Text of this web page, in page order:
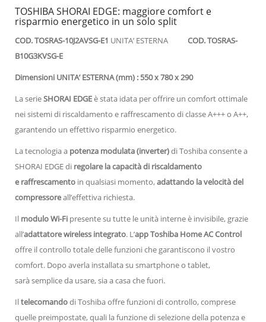
TOSHIBA SHORAI EDGE: maggiore comfort e
risparmio energetico in un solo split
COD. TOSRAS-10J2AVSG-E1 UNITA’ ESTERNA
COD. TOSRAS-
B10G3KVSG-E
Dimensioni UNITA’ ESTERNA (mm) : 550 x 780 x 290
La serieSHORAI EDGEè stata idata per offrire un comfort ottimale
nei sistemi di riscaldamento e raffrescamento di classe A+++ o A++,
garantendo un effettivo risparmio energetico.
La tecnologia a potenza modulata (inverter)di Toshiba consente a
SHORAI EDGE di regolare la capacità di riscaldamento
e raffrescamento in qualsiasi momento,adattando la velocità del
compressoreall’effettiva richiesta.
Il modulo Wi-Fi presente su tutte le unità interne è invisibile, grazie
all’adattatore wireless integrato. L’app Toshiba Home AC Control
offre il controllo totale delle funzioni che garantiscono il vostro
comfort. Dopo averla installata su smartphone o tablet,
sarà semplice da usare, sia a casa che fuori.
Iltelecomandodi Toshiba offre funzioni di controllo, comprese
quelle preimpostate, quali la funzione di selezione della potenza e